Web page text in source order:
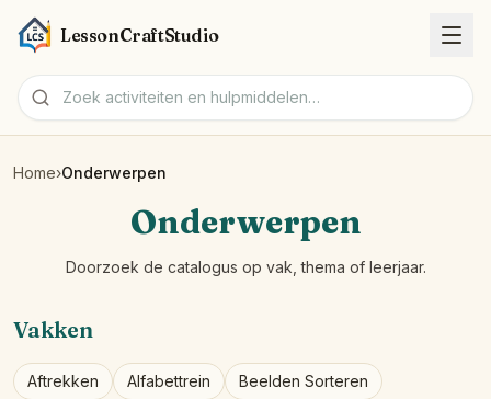
LessonCraftStudio
Werkbladen
Home›Onderwerpen
Onderwerpen
Doorzoek de catalogus op vak, thema of leerjaar.
Vakken
Aftrekken Alfabettrein
Beelden Sorteren